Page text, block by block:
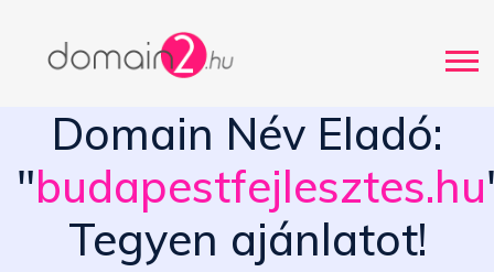
Domain Név Eladó:
"budapestfejlesztes.hu
Tegyen ajánlatot!